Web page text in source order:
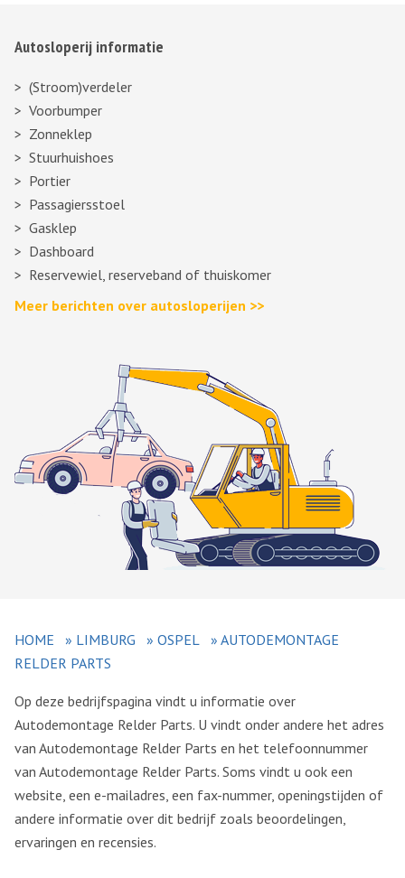
Autosloperij informatie
(Stroom)verdeler
Voorbumper
Zonneklep
Stuurhuishoes
Portier
Passagiersstoel
Gasklep
Dashboard
Reservewiel, reserveband of thuiskomer
Meer berichten over autosloperijen >>
HOME » LIMBURG » OSPEL » AUTODEMONTAGE
RELDER PARTS
Op deze bedrijfspagina vindt u informatie over
Autodemontage Relder Parts. U vindt onder andere het adres
van Autodemontage Relder Parts en het telefoonnummer
van Autodemontage Relder Parts. Soms vindt u ook een
website, een e-mailadres, een fax-nummer, openingstijden of
andere informatie over dit bedrijf zoals beoordelingen,
ervaringen en recensies.